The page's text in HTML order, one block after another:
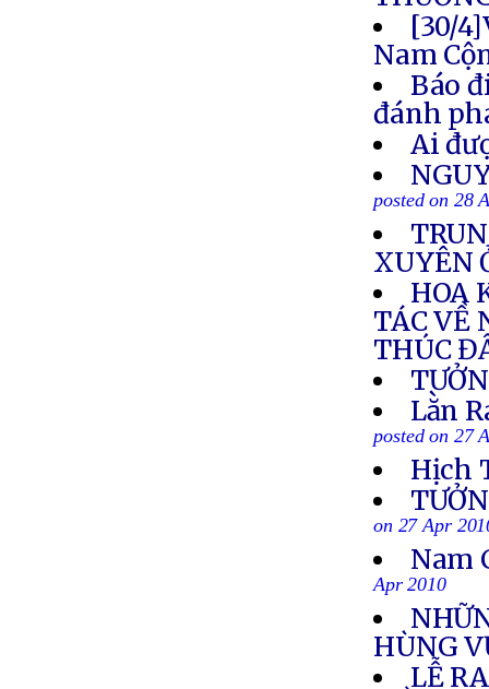
[30/
Nam
Báo
đánh
Ai
posted on 28
XUYÊN
HOA
TÁC VỀ
THÚC
Lằn
posted on 27
Hịch
on 27 Apr
Nam
Apr 2010
HÙNG
LỄ